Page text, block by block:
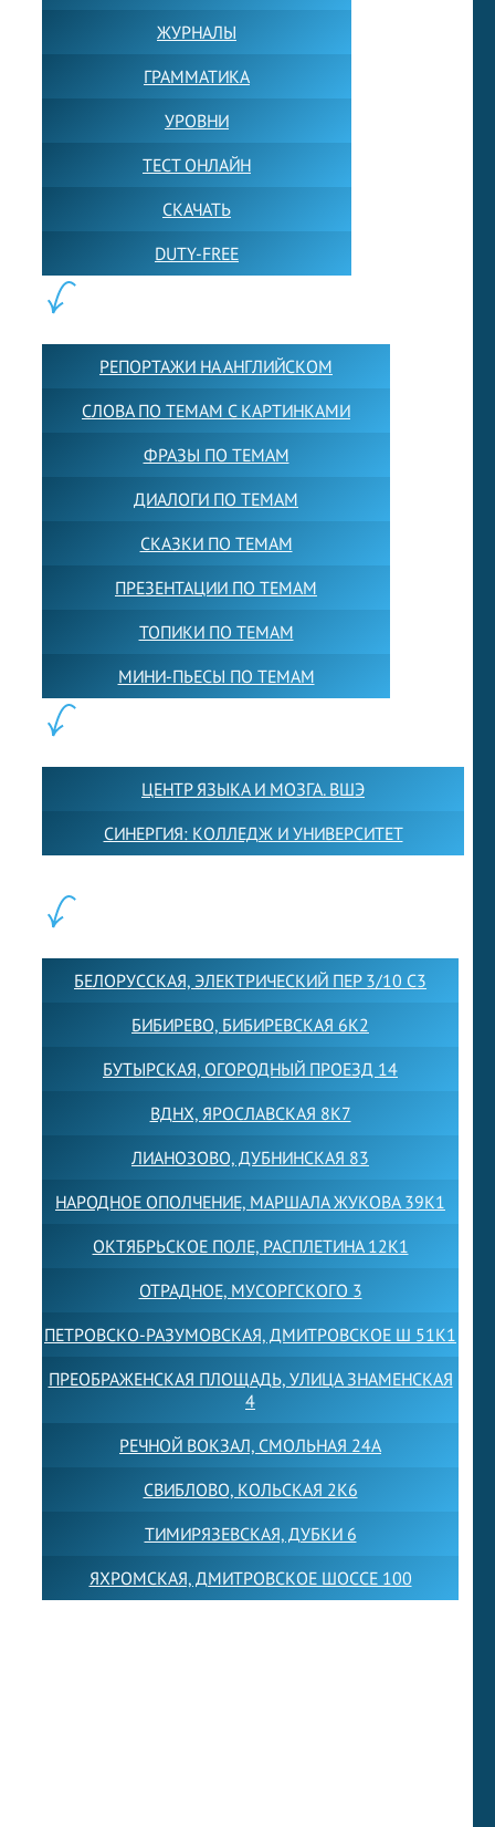
ЖУРНАЛЫ
ГРАММАТИКА
УРОВНИ
ТЕСТ ОНЛАЙН
СКАЧАТЬ
DUTY-FREE
РЕПОРТАЖИ НА АНГЛИЙСКОМ
СЛОВА ПО ТЕМАМ С КАРТИНКАМИ
ФРАЗЫ ПО ТЕМАМ
ДИАЛОГИ ПО ТЕМАМ
СКАЗКИ ПО ТЕМАМ
ПРЕЗЕНТАЦИИ ПО ТЕМАМ
ТОПИКИ ПО ТЕМАМ
МИНИ-ПЬЕСЫ ПО ТЕМАМ
ЦЕНТР ЯЗЫКА И МОЗГА. ВШЭ
СИНЕРГИЯ: КОЛЛЕДЖ И УНИВЕРСИТЕТ
БЕЛОРУССКАЯ, ЭЛЕКТРИЧЕСКИЙ ПЕР 3/10 С3
БИБИРЕВО, БИБИРЕВСКАЯ 6К2
БУТЫРСКАЯ, ОГОРОДНЫЙ ПРОЕЗД 14
ВДНХ, ЯРОСЛАВСКАЯ 8К7
ЛИАНОЗОВО, ДУБНИНСКАЯ 83
НАРОДНОЕ ОПОЛЧЕНИЕ, МАРШАЛА ЖУКОВА 39К1
ОКТЯБРЬСКОЕ ПОЛЕ, РАСПЛЕТИНА 12К1
ОТРАДНОЕ, МУСОРГСКОГО 3
ПЕТРОВСКО-РАЗУМОВСКАЯ, ДМИТРОВСКОЕ Ш 51К1
ПРЕОБРАЖЕНСКАЯ ПЛОЩАДЬ, УЛИЦА ЗНАМЕНСКАЯ
4
РЕЧНОЙ ВОКЗАЛ, СМОЛЬНАЯ 24А
СВИБЛОВО, КОЛЬСКАЯ 2К6
ТИМИРЯЗЕВСКАЯ, ДУБКИ 6
ЯХРОМСКАЯ, ДМИТРОВСКОЕ ШОССЕ 100